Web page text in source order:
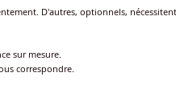
D'autres, optionnels,
sur mesure.
correspondre.